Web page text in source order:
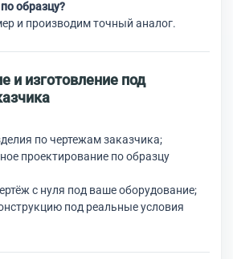
образцу?
и производим точный аналог.
и изготовление под
по чертежам заказчика;
проектирование по образцу
с нуля под ваше оборудование;
под реальные условия